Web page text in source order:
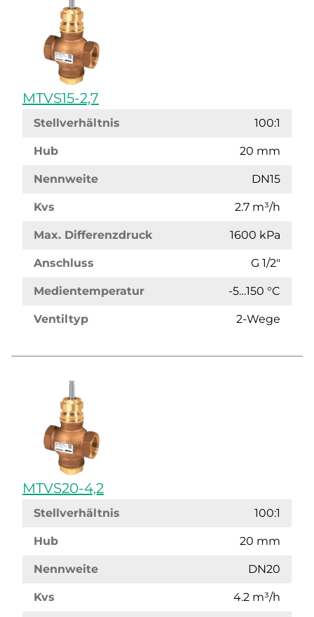
MTVS15-2,7
Stellverhältnis 100:1
Hub 20 mm
Nennweite DN15
Kvs 2.7 m³/h
Max. Differenzdruck 1600 kPa
Anschluss G 1/2"
Medientemperatur -5…150 °C
Ventiltyp 2-Wege
MTVS20-4,2
Stellverhältnis 100:1
Hub 20 mm
Nennweite DN20
Kvs 4.2 m³/h